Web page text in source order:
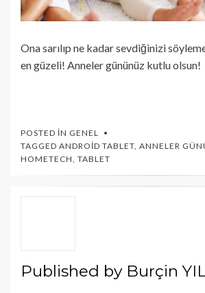
Ona sarılıp ne kadar sevdiğinizi
en güzeli! Anneler gününüz kutlu olsun!
POSTED IN GENEL
TAGGED ANDROID TABLET, ANNELER
HOMETECH, TABLET
Published by Burçin